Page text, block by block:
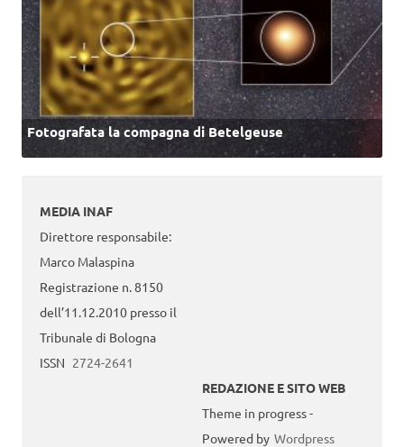
Fotografata la compagna di Betelgeuse
MEDIA INAF
Direttore responsabile:
Marco Malaspina
Registrazione n. 8150
dell’11.12.2010 presso il
Tribunale di Bologna
ISSN 2724-2641
REDAZIONE E SITO WEB
Theme in progress -
Powered by Wordpress